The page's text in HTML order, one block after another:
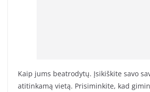
Kaip jums beatrodytų. Įsikiškite savo
atitinkamą vietą. Prisiminkite, kad